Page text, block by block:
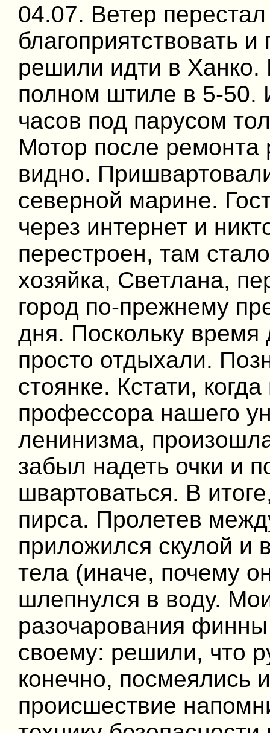
04.07. Ветер
благоприятствовать и
решили идти в
полном штиле в 5-50.
часов под парусом
Мотор после ремонта
видно.
северной марине.
через интернет и
перестроен, там
хозяйка, Светлана,
город по-прежнему
дня. Поскольку
просто отдыхали.
стоянке. Кстати,
профессора нашего
ленинизма,
забыл надеть очки и
швартоваться. В
пирса. Пролетев
приложился скулой и
тела (иначе, почему
шлепнулся в воду.
разочарования
своему: решили, что
конечно, посмеялись
происшествие